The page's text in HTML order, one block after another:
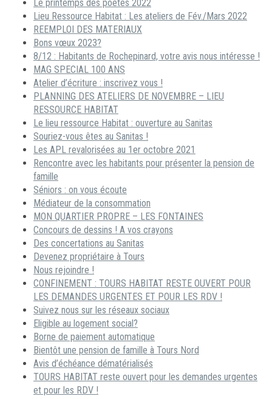
Le printemps des poètes 2022
Lieu Ressource Habitat : Les ateliers de Fév./Mars 2022
REEMPLOI DES MATERIAUX
Bons vœux 2023?
8/12 : Habitants de Rochepinard, votre avis nous intéresse !
MAG SPECIAL 100 ANS
Atelier d’écriture : inscrivez vous !
PLANNING DES ATELIERS DE NOVEMBRE – LIEU
RESSOURCE HABITAT
Le lieu ressource Habitat : ouverture au Sanitas
Souriez-vous êtes au Sanitas !
Les APL revalorisées au 1er octobre 2021
Rencontre avec les habitants pour présenter la pension de
famille
Séniors : on vous écoute
Médiateur de la consommation
MON QUARTIER PROPRE – LES FONTAINES
Concours de dessins ! A vos crayons
Des concertations au Sanitas
Devenez propriétaire à Tours
Nous rejoindre !
CONFINEMENT : TOURS HABITAT RESTE OUVERT POUR
LES DEMANDES URGENTES ET POUR LES RDV !
Suivez nous sur les réseaux sociaux
Eligible au logement social?
Borne de paiement automatique
Bientôt une pension de famille à Tours Nord
Avis d’échéance dématérialisés
TOURS HABITAT reste ouvert pour les demandes urgentes
et pour les RDV !